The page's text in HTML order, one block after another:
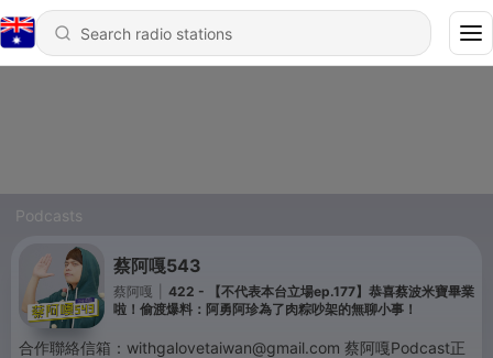
Podcasts
蔡阿嘎543
蔡阿嘎
422 - 【不代表本台立場ep.177】恭喜蔡波米寶畢業
啦！偷渡爆料：阿勇阿珍為了肉粽吵架的無聊小事！
合作聯絡信箱：withgalovetaiwan@gmail.com 蔡阿嘎Podcast正